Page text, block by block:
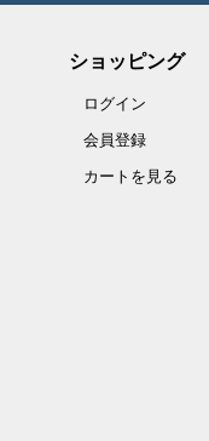
ショッピング
ログイン
会員登録
カートを見る